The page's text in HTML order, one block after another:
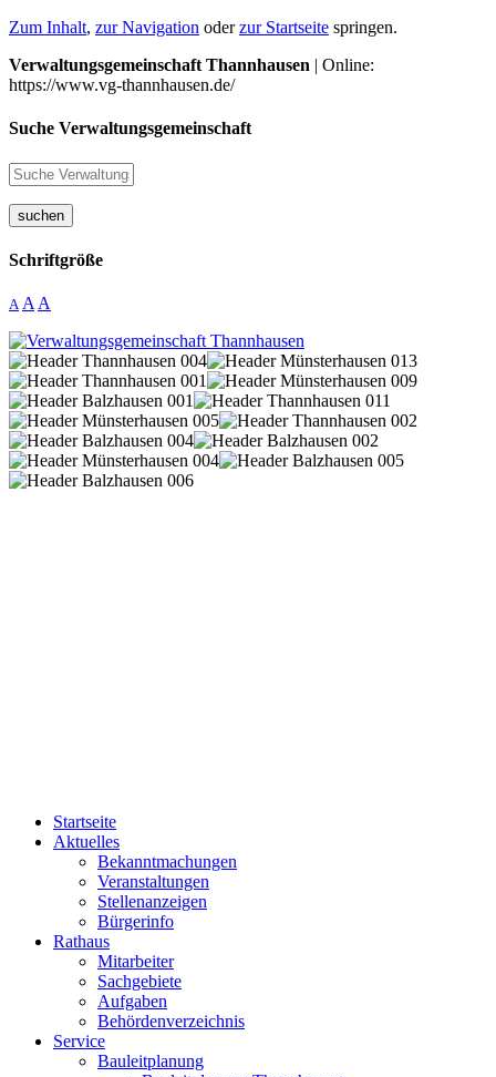
Zum Inhalt, zur Navigation oderzur Startseite springen.
Verwaltungsgemeinschaft Thannhausen | Online:
https://www.vg-thannhausen.de/
Suche Verwaltungsgemeinschaft
suchen
Schriftgröße
A A A
Startseite
Aktuelles
Bekanntmachungen
Veranstaltungen
Stellenanzeigen
Bürgerinfo
Rathaus
Mitarbeiter
Sachgebiete
Aufgaben
Behördenverzeichnis
Service
Bauleitplanung